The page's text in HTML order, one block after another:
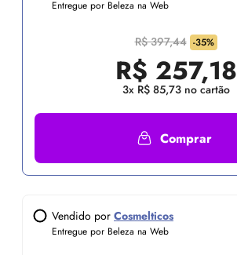
Entregue por Beleza na Web
R$ 397,44 -35%
R$ 257,18
3x R$ 85,73 no cartão
Comprar
Vendido por Cosmelticos
Entregue por Beleza na Web